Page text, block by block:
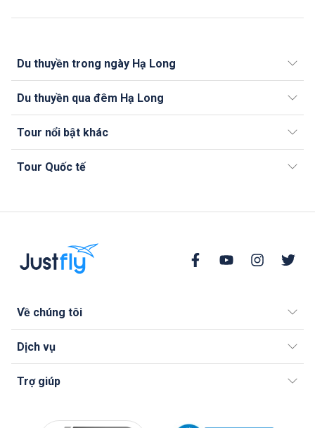
Du thuyền trong ngày Hạ Long
Du thuyền qua đêm Hạ Long
Tour nổi bật khác
Tour Quốc tế
Về chúng tôi
Dịch vụ
Trợ giúp